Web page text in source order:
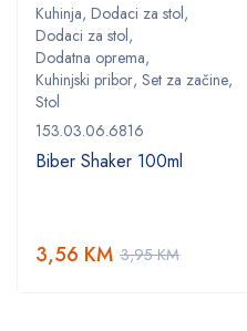
Kuhinja, Dodaci za stol,
Dodaci za stol,
Dodatna oprema,
Kuhinjski pribor, Set za začine,
Stol
153.03.06.6816
Biber Shaker 100ml
3,95KM
3,56 KM